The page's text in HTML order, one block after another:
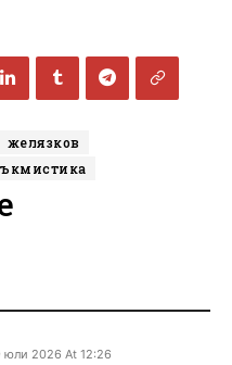
желязков
юли 2026 At 12:26